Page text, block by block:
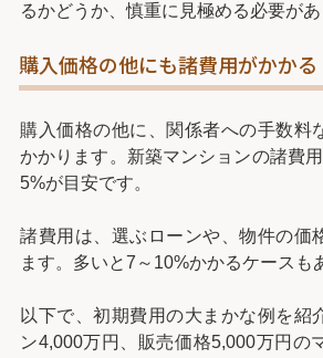
るかどうか、慎重に見極める必要があ
購入価格の他にも諸費用がかかる
購入価格の他に、関係者への手数料
かかります。新築マンションの諸費
5%が目安です。
諸費用は、選ぶローンや、物件の価
ます。多いと7～10%かかるケースも
以下で、初期費用の大まかな例を紹
ン4,000万円、販売価格5,000万円の